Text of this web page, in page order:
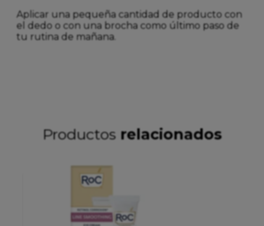
Aplicar una pequeña cantidad de producto con
el dedo o con una brocha como último paso de
tu rutina de mañana.
Productos relacionados